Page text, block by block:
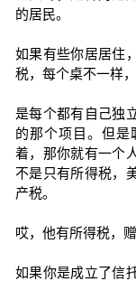
的居民。
如果有些你居居住
税，每个桌不一样
是每个都有自己独
的那个项目。但是
着，那你就有一个
不是只有所得税，
产税。
哎，他有所得税，
如果你是成立了信